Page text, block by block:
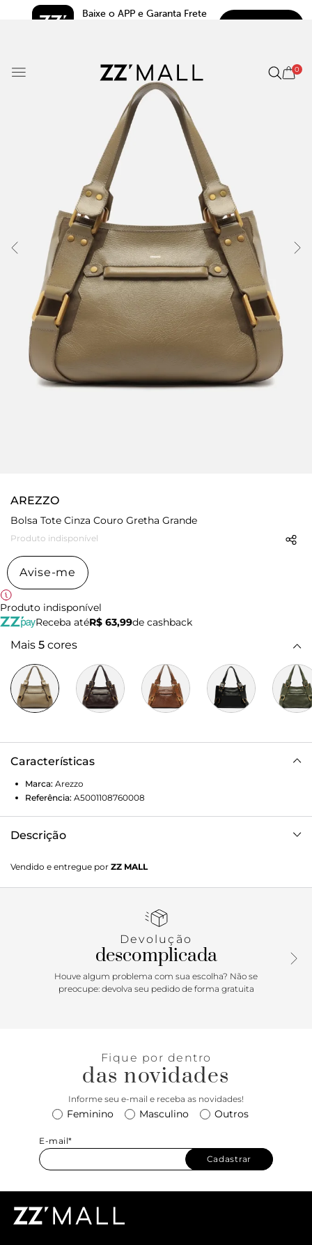
Baixe o APP e Garanta Frete
0
AREZZO
Bolsa Tote Cinza Couro Gretha Grande
Produto indisponível
Avise-me
Produto indisponível
Receba atéR$ 63,99de cashback
Mais 5 cores
Características
Marca: Arezzo
Referência: A5001108760008
Descrição
formato soft, acabamento desgastado, recortes nas capas e
aplicações em camurça. Traz alça tiracolo e alças de mão
imponentes. Com fecho superior em zíper e puxador em
Vendido e entregue por ZZ MALL
Devolução
descomplicada
Houve algum problema com sua escolha? Não se
preocupe: devolva seu pedido de forma gratuita
Fique por dentro
das novidades
Informe seu e-mail e receba as novidades!
Feminino Masculino Outros
E-mail*
Cadastrar